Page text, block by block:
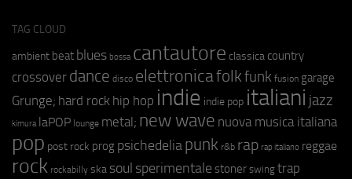
TAG CLOUD
ambient beat blues bossa cantautore classica country
crossover dance disco elettronicafolkfunk fusion garage
Grunge; hard rock hip hop indie indie pop italiani jazz
kimura laPOP lounge metal; new wave nuova musica italiana
pop post rock prog psichedeliapunk r&b rap rap italiano reggae
rock rockabilly ska soul sperimentale stoner swing trap